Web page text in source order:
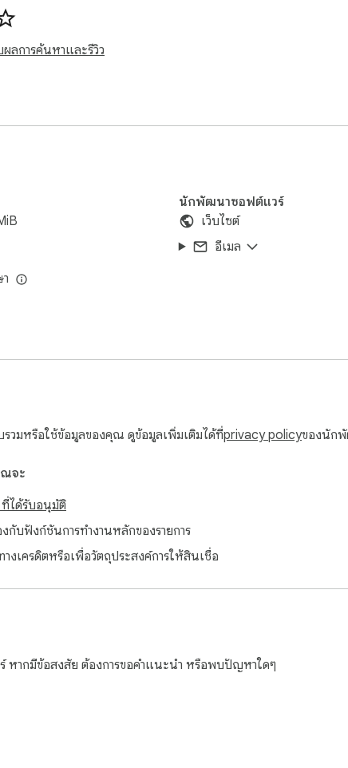
a rotating collection of stylish visuals including car neon
with a mix of 4k car wallpaper and optimized auto
platforms instantly with a centered shortcut panel.
distraction-free while still delivering visually rich cool
elements like clock, shortcuts, and visual components
for users who appreciate both performance aesthetics
ลการค้นหาและรีวิว
นักพัฒนาซอฟต์แวร์
เว็บไซต์
อีเมล
วมหรือใช้ข้อมูลของคุณ ดูข้อมูลเพิ่มเติมได้ที่privacy policyของนัก
จะ
ได้รับอนุมัติ
กับฟังก์ชันการทำงานหลักของรายการ
งเครดิตหรือเพื่อวัตถุประสงค์การให้สินเชื่อ
ากมีข้อสงสัย ต้องการขอคำแนะนำ หรือพบปัญหาใดๆ